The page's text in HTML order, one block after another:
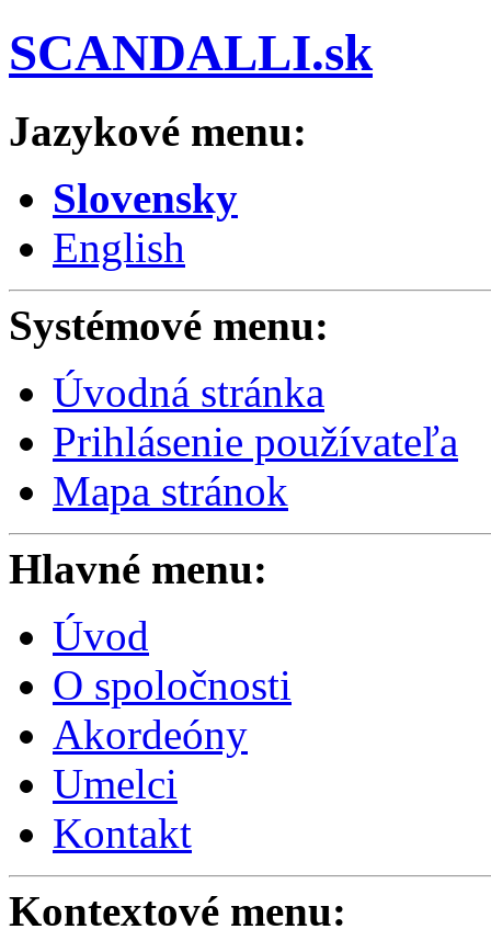
SCANDALLI.sk
Jazykové menu:
Slovensky
English
Systémové menu:
Úvodná stránka
Prihlásenie používateľa
Mapa stránok
Hlavné menu:
Úvod
O spoločnosti
Akordeóny
Umelci
Kontakt
Kontextové menu: